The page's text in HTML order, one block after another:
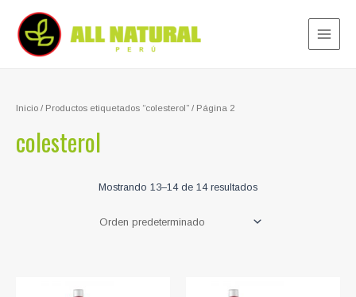
contenido
Main
Inicio / Productos etiquetados “colesterol” / Página 2
colesterol
Mostrando 13–14 de 14 resultados